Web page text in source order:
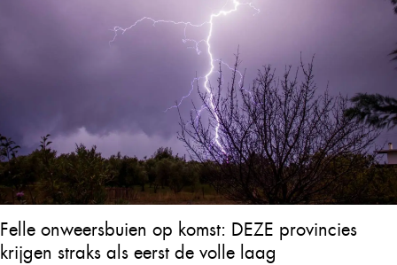
Felle onweersbuien op komst: DEZE provincies
krijgen straks als eerst de volle laag